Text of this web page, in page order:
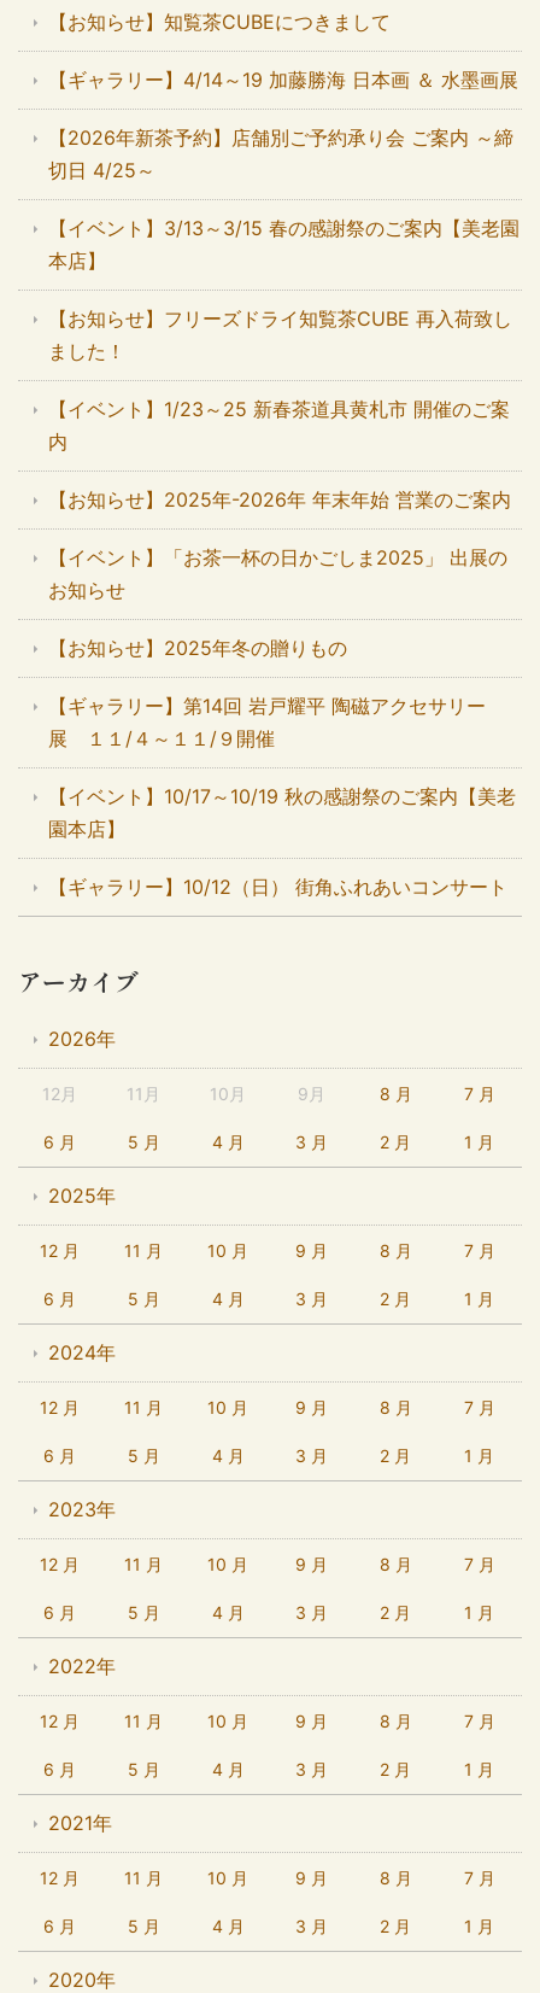
【お知らせ】知覧茶CUBEにつきまして
【ギャラリー】4/14～19 加藤勝海 日本画 ＆ 水墨画展
【2026年新茶予約】店舗別ご予約承り会 ご案内 ～締
切日 4/25～
【イベント】3/13～3/15 春の感謝祭のご案内【美老園
本店】
【お知らせ】フリーズドライ知覧茶CUBE 再入荷致し
ました！
【イベント】1/23～25 新春茶道具黄札市 開催のご案
内
【お知らせ】2025年-2026年 年末年始 営業のご案内
【イベント】「お茶一杯の日かごしま2025」 出展の
お知らせ
【お知らせ】2025年冬の贈りもの
【ギャラリー】第14回 岩戸耀平 陶磁アクセサリー
展 １１/４～１１/９開催
【イベント】10/17～10/19 秋の感謝祭のご案内【美老
園本店】
【ギャラリー】10/12（日） 街角ふれあいコンサート
アーカイブ
2026年
12月 11月 10月 9月 8 月 7 月
6 月 5 月 4 月 3 月 2 月 1 月
2025年
12 月 11 月 10 月 9 月 8 月 7 月
6 月 5 月 4 月 3 月 2 月 1 月
2024年
12 月 11 月 10 月 9 月 8 月 7 月
6 月 5 月 4 月 3 月 2 月 1 月
2023年
12 月 11 月 10 月 9 月 8 月 7 月
6 月 5 月 4 月 3 月 2 月 1 月
2022年
12 月 11 月 10 月 9 月 8 月 7 月
6 月 5 月 4 月 3 月 2 月 1 月
2021年
12 月 11 月 10 月 9 月 8 月 7 月
6 月 5 月 4 月 3 月 2 月 1 月
2020年